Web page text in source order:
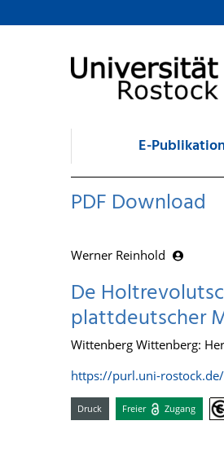
zum Inhalt
E-
PDF Download
Werner Reinhold
De
plattdeutscher
Wittenberg Wittenberg:
https://purl.uni-
Druck Freier Zugang